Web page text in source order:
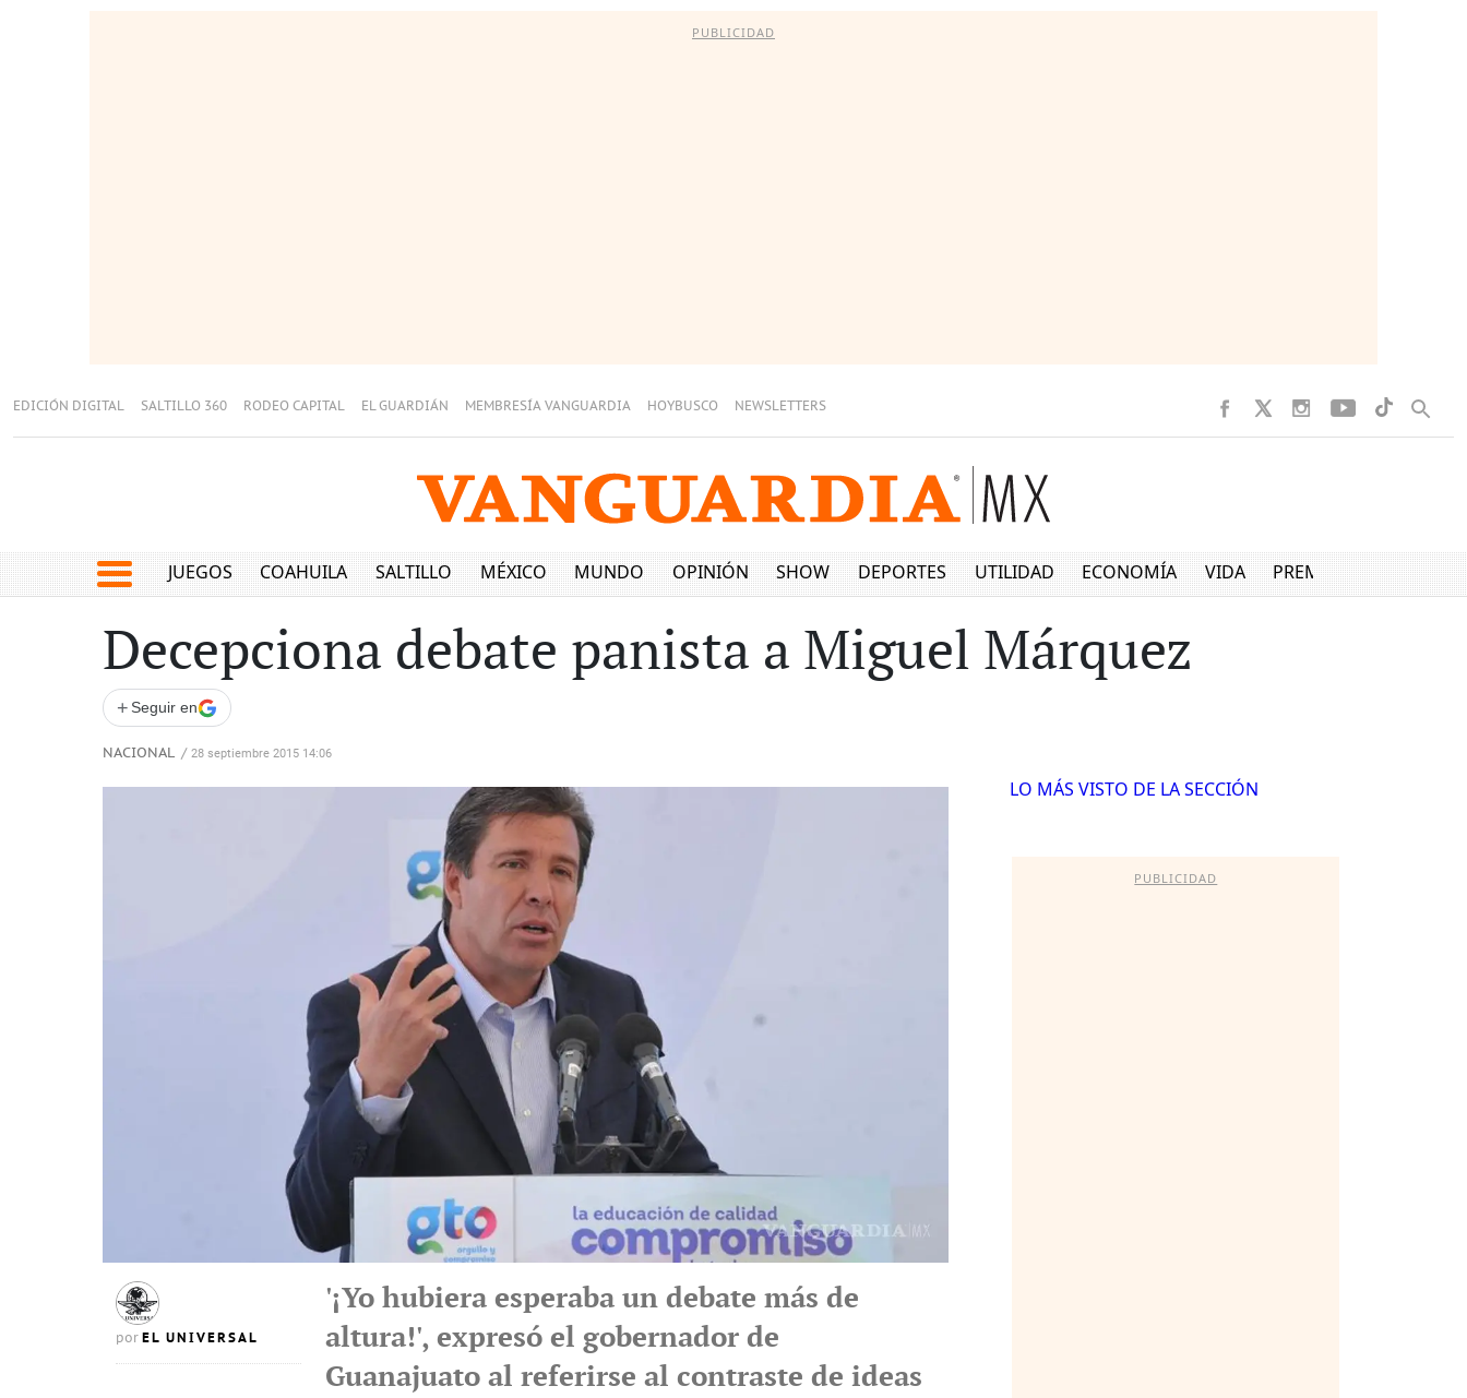
PUBLICIDAD
EDICIÓN DIGITAL SALTILLO 360 RODEO CAPITAL EL GUARDIÁN MEMBRESÍA VANGUARDIA HOYBUSCO NEWSLETTERS
JUEGOS COAHUILA SALTILLO MÉXICO MUNDO OPINIÓN SHOW DEPORTES UTILIDAD ECONOMÍA VIDA PREMIUM
Decepciona debate panista a Miguel Márquez
+ Seguir en
NACIONAL / 28 septiembre 2015 14:06
por EL UNIVERSAL
'¡Yo hubiera esperaba un debate más de
altura!', expresó el gobernador de
Guanajuato al referirse al contraste de ideas
LO MÁS VISTO DE LA SECCIÓN
PUBLICIDAD